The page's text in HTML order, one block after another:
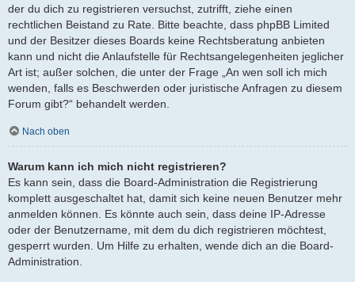
der du dich zu registrieren versuchst, zutrifft, ziehe einen
rechtlichen Beistand zu Rate. Bitte beachte, dass phpBB Limited
und der Besitzer dieses Boards keine Rechtsberatung anbieten
kann und nicht die Anlaufstelle für Rechtsangelegenheiten jeglicher
Art ist; außer solchen, die unter der Frage „An wen soll ich mich
wenden, falls es Beschwerden oder juristische Anfragen zu diesem
Forum gibt?“ behandelt werden.
Nach oben
Warum kann ich mich nicht registrieren?
Es kann sein, dass die Board-Administration die Registrierung
komplett ausgeschaltet hat, damit sich keine neuen Benutzer mehr
anmelden können. Es könnte auch sein, dass deine IP-Adresse
oder der Benutzername, mit dem du dich registrieren möchtest,
gesperrt wurden. Um Hilfe zu erhalten, wende dich an die Board-
Administration.